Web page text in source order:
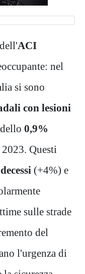
ACI
nel
si sono
con lesioni
0,9%
Questi
(+4%) e
sulle strade
del
l'urgenza di